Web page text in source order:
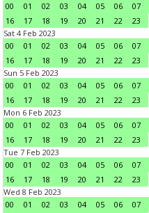
00
01 02 03 04 05 06 07
16
17 18 19 20 21 22
23
Sat 4 Feb 2023
00
01 02 03 04 05 06 07
16
17 18 19 20 21 22
23
Sun 5 Feb 2023
00
01 02 03 04 05 06 07
16
17 18 19 20 21 22
23
Mon 6 Feb 2023
00
01 02 03 04 05 06 07
16
17 18 19 20 21 22
23
Tue 7 Feb 2023
00
01 02 03 04 05 06 07
16
17 18 19 20 21 22
23
Wed 8 Feb 2023
00
01 02 03 04 05 06 07